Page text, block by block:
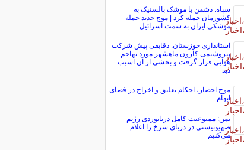
سپاه: دشمن با موشک بالستیک به
کشورمان حمله کرد | موج جدید حمله
موشکی ایران به سمت اسرائیل
استانداری خوزستان: دقایقی پیش شرکت
پتروشیمی کارون ماهشهر مورد تهاجم
هوایی قرار گرفت و بخشی از آن آسیب
دید
موج احضار، احکام تعلیق و اخراج در فضای
ابهام
یمن: ممنوعیت کامل دریانوردی رژیم
صهیونیستی در دریای سرخ را اعلام
می‌کنیم